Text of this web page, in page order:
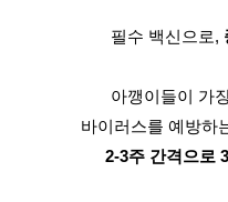
필수 백신으로,
아깽이들이 가
바이러스를 예방하
2-3주 간격으로